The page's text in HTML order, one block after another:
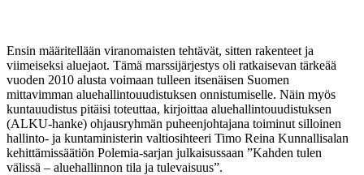
Ensin määritellään viranomaisten tehtävät, sitten rakenteet ja
viimeiseksi aluejaot. Tämä marssijärjestys oli ratkaisevan tärkeää
vuoden 2010 alusta voimaan tulleen itsenäisen Suomen
mittavimman aluehallintouudistuksen onnistumiselle. Näin myös
kuntauudistus pitäisi toteuttaa, kirjoittaa aluehallintouudistuksen
(ALKU-hanke) ohjausryhmän puheenjohtajana toiminut silloinen
hallinto- ja kuntaministerin valtiosihteeri Timo Reina Kunnallisalan
kehittämissäätiön Polemia-sarjan julkaisussaan ”Kahden tulen
välissä – aluehallinnon tila ja tulevaisuus”.